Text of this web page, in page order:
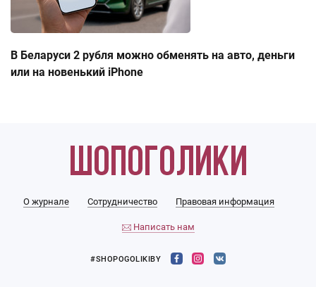
В Беларуси 2 рубля можно обменять на авто, деньги
или на новенький iPhone
О журнале Сотрудничество Правовая информация
Написать нам
#SHOPOGOLIKIBY